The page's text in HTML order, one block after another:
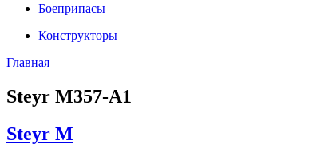
Боеприпасы
Конструкторы
Главная
Steyr M357-A1
Steyr M